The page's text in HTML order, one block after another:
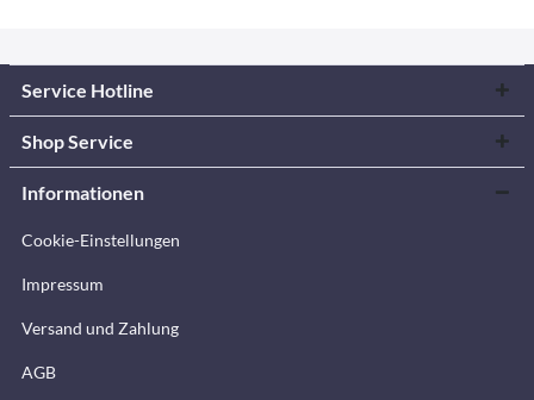
Service Hotline
Shop Service
Informationen
Cookie-Einstellungen
Impressum
Versand und Zahlung
AGB